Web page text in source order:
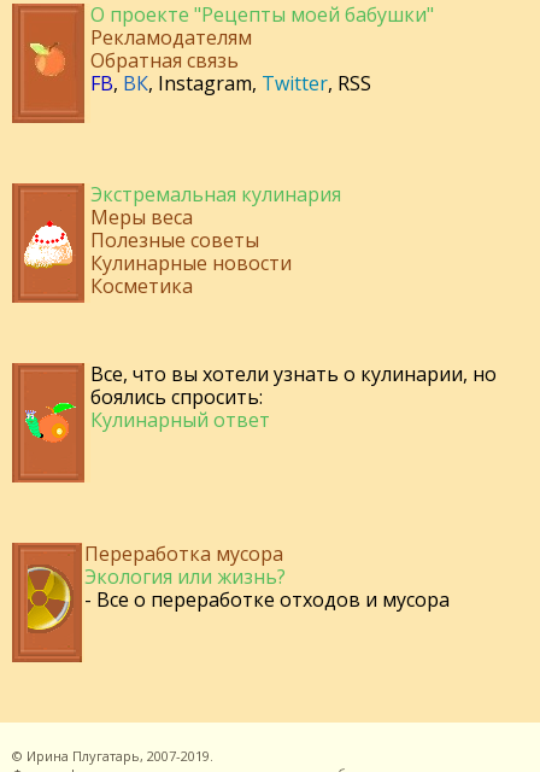
О проекте "Рецепты моей бабушки"
Рекламодателям
Обратная связь
FB, ВК, Instagram, Twitter, RSS
Экстремальная кулинария
Меры веса
Полезные советы
Кулинарные новости
Косметика
Все, что вы хотели узнать о кулинарии, но
боялись спросить:
Кулинарный ответ
Переработка мусора
Экология или жизнь?
- Все о переработке отходов и мусора
© Ирина Плугатарь, 2007-2019.